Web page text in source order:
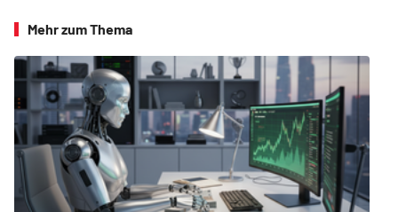
Mehr zum Thema